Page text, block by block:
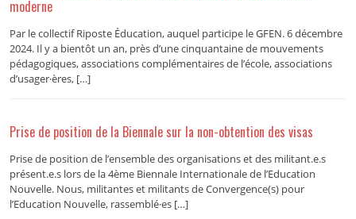
moderne
Par le collectif Riposte Éducation, auquel participe le GFEN. 6 décembre
2024. Il y a bientôt un an, près d’une cinquantaine de mouvements
pédagogiques, associations complémentaires de l’école, associations
d’usager·ères, […]
Prise de position de la Biennale sur la non-obtention des visas
Prise de position de l’ensemble des organisations et des militant.e.s
présent.e.s lors de la 4ème Biennale Internationale de l’Education
Nouvelle. Nous, militantes et militants de Convergence(s) pour
l’Education Nouvelle, rassemblé·es […]